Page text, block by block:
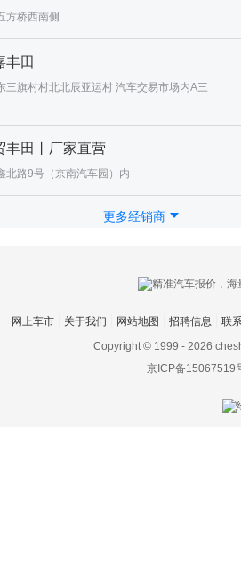
方桥西南侧
丰田
三旗村村北北辰亚运村 汽车交易市场内A三
丰田丨厂家直营
北路9号（京南汽车园）内
更多经销商
网上车市 关于我们 网站地图 招聘信息
联
Copyright © 1999 - 2026
京ICP备15067519